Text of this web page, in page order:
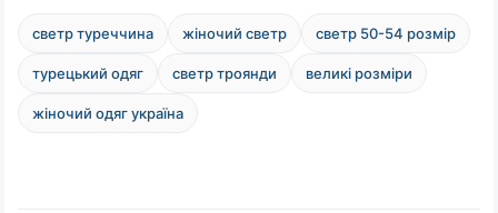
светр туреччина жіночий светр светр 50-54 розмір
турецький одяг светр троянди великі розміри
жіночий одяг україна